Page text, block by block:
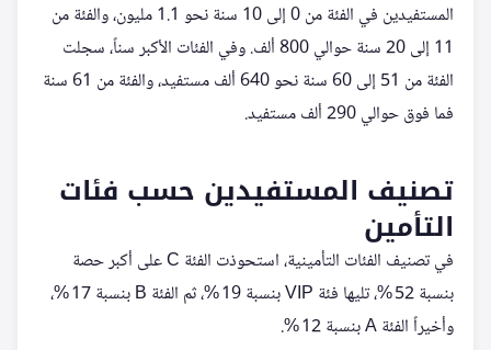
المستفيدين في الفئة من 0 إلى 10 سنة نحو 1.1 مليون، والفئة من
11 إلى 20 سنة حوالي 800 ألف. وفي الفئات الأكبر سناً، سجلت
الفئة من 51 إلى 60 سنة نحو 640 ألف مستفيد، والفئة من 61 سنة
فما فوق حوالي 290 ألف مستفيد.
تصنيف المستفيدين حسب فئات
التأمين
في تصنيف الفئات التأمينية، استحوذت الفئة C على أكبر حصة
بنسبة 52 %، تليها فئة VIP بنسبة 19 %، ثم الفئة B بنسبة 17 %،
وأخيراً الفئة A بنسبة 12 %.